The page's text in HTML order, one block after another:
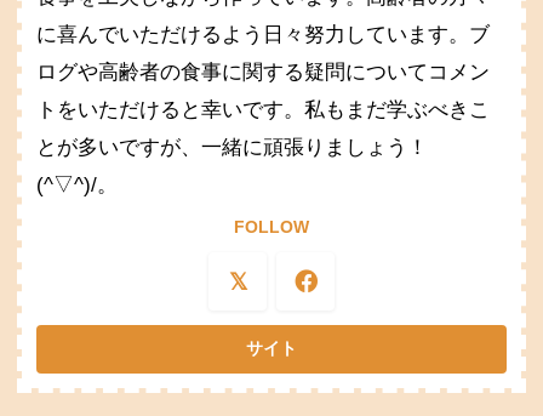
に喜んでいただけるよう日々努力しています。ブ
ログや高齢者の食事に関する疑問についてコメン
トをいただけると幸いです。私もまだ学ぶべきこ
とが多いですが、一緒に頑張りましょう！
(^▽^)/。
FOLLOW